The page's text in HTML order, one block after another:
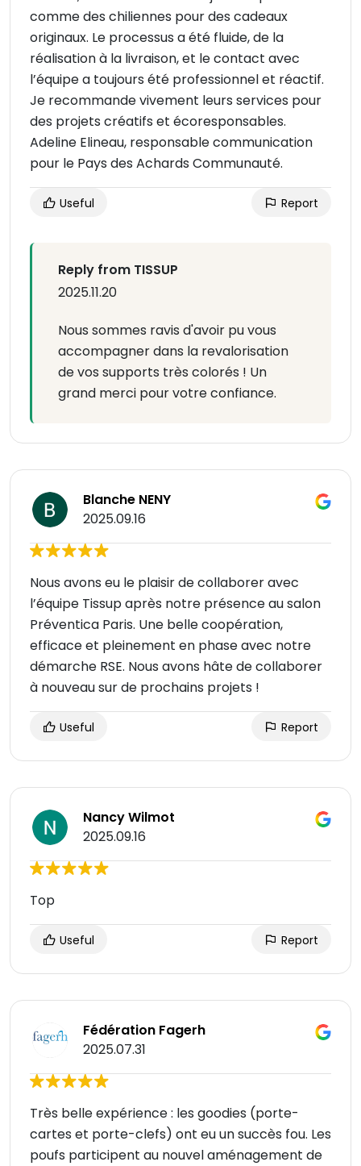
comme des chiliennes pour des cadeaux
originaux. Le processus a été fluide, de la
réalisation à la livraison, et le contact avec
l’équipe a toujours été professionnel et réactif.
Je recommande vivement leurs services pour
des projets créatifs et écoresponsables.
Adeline Elineau, responsable communication
pour le Pays des Achards Communauté.
Useful Report
Reply from TISSUP
2025.11.20
Nous sommes ravis d'avoir pu vous
accompagner dans la revalorisation
de vos supports très colorés ! Un
grand merci pour votre confiance.
Blanche NENY
2025.09.16
Nous avons eu le plaisir de collaborer avec
l’équipe Tissup après notre présence au salon
Préventica Paris. Une belle coopération,
efficace et pleinement en phase avec notre
démarche RSE. Nous avons hâte de collaborer
à nouveau sur de prochains projets !
Useful Report
Nancy Wilmot
2025.09.16
Top
Useful Report
Fédération Fagerh
2025.07.31
Très belle expérience : les goodies (porte-
cartes et porte-clefs) ont eu un succès fou. Les
poufs participent au nouvel aménagement de